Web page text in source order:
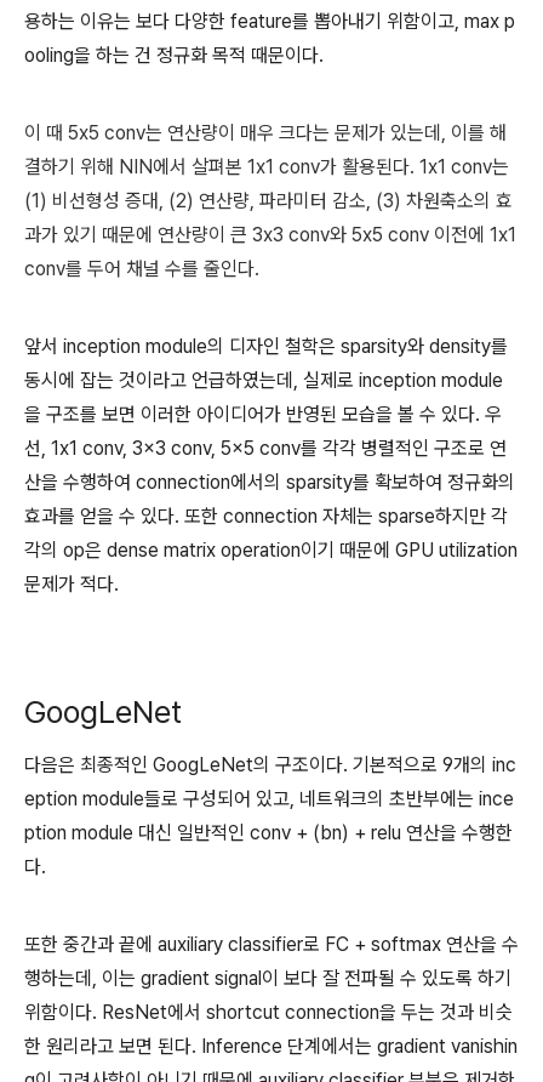
용하는 이유는 보다 다양한 feature를 뽑아내기 위함이고, max p
ooling을 하는 건 정규화 목적 때문이다.
이 때 5x5 conv는 연산량이 매우 크다는 문제가 있는데, 이를 해
결하기 위해 NIN에서 살펴본 1x1 conv가 활용된다. 1x1 conv는
(1) 비선형성 증대, (2) 연산량, 파라미터 감소, (3) 차원축소의 효
과가 있기 때문에 연산량이 큰 3x3 conv와 5x5 conv 이전에 1x1
conv를 두어 채널 수를 줄인다.
앞서 inception module의 디자인 철학은 sparsity와 density를
동시에 잡는 것이라고 언급하였는데, 실제로 inception module
을 구조를 보면 이러한 아이디어가 반영된 모습을 볼 수 있다. 우
선, 1x1 conv, 3x3 conv, 5x5 conv를 각각 병렬적인 구조로 연
산을 수행하여 connection에서의 sparsity를 확보하여 정규화의
효과를 얻을 수 있다. 또한 connection 자체는 sparse하지만 각
각의 op은 dense matrix operation이기 때문에 GPU utilization
문제가 적다.
GoogLeNet
다음은 최종적인 GoogLeNet의 구조이다. 기본적으로 9개의 inc
eption module들로 구성되어 있고, 네트워크의 초반부에는 ince
ption module 대신 일반적인 conv + (bn) + relu 연산을 수행한
다.
또한 중간과 끝에 auxiliary classifier로 FC + softmax 연산을 수
행하는데, 이는 gradient signal이 보다 잘 전파될 수 있도록 하기
위함이다. ResNet에서 shortcut connection을 두는 것과 비슷
한 원리라고 보면 된다. Inference 단계에서는 gradient vanishin